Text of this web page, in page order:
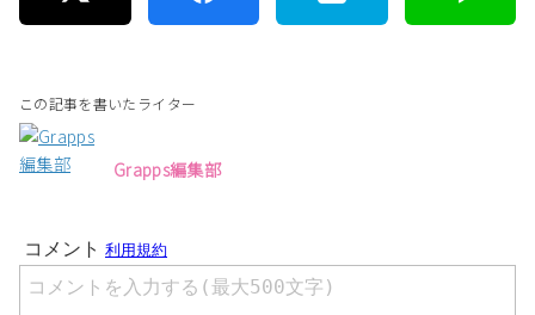
この記事を書いたライター
Grapps編集部